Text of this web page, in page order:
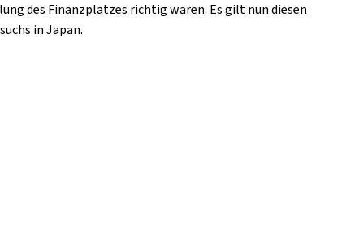
des Finanzplatzes richtig waren. Es gilt nun diesen
in Japan.